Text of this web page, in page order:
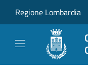
Regione Lombardia